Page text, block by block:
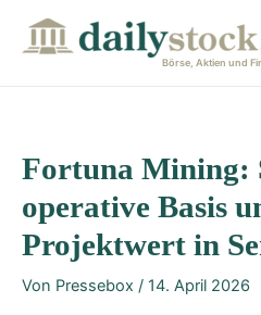
Börse, Aktien und
Fortuna Mining:
operative Basis
Projektwert in
Von Pressebox / 14. April 2026